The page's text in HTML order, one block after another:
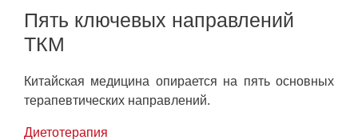
Пять ключевых направлений
ТКМ
Китайская медицина опирается на пять основных
терапевтических направлений.
Диетотерапия